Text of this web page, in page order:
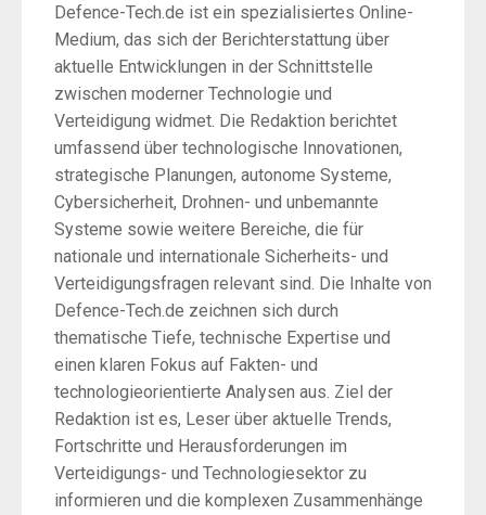
Defence-Tech.de ist ein spezialisiertes Online-
Medium, das sich der Berichterstattung über
aktuelle Entwicklungen in der Schnittstelle
zwischen moderner Technologie und
Verteidigung widmet. Die Redaktion berichtet
umfassend über technologische Innovationen,
strategische Planungen, autonome Systeme,
Cybersicherheit, Drohnen- und unbemannte
Systeme sowie weitere Bereiche, die für
nationale und internationale Sicherheits- und
Verteidigungsfragen relevant sind. Die Inhalte von
Defence-Tech.de zeichnen sich durch
thematische Tiefe, technische Expertise und
einen klaren Fokus auf Fakten- und
technologieorientierte Analysen aus. Ziel der
Redaktion ist es, Leser über aktuelle Trends,
Fortschritte und Herausforderungen im
Verteidigungs- und Technologiesektor zu
informieren und die komplexen Zusammenhänge